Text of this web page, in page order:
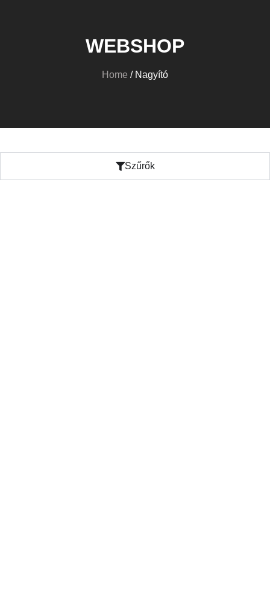
WEBSHOP
Home / Nagyító
Szűrők